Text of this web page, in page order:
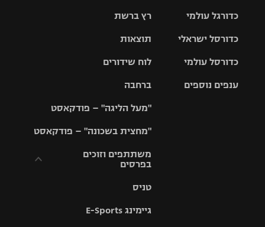
רץ ברשת
תוצאות
לוח שידורים
ברחבה
"מעל הליגה" – פודקאסט
"מחצית בשכונה" – פודקאסט
משתתפים וזוכים
בפרסים
וזוכים בפרסים
טניס
גיימינג E-Sports
גביע הטוטו
כדורגל עולמי
האלופות
ליגה
כדורסל ישראלי
סל
כדורסל עולמי
ענפים נוספים